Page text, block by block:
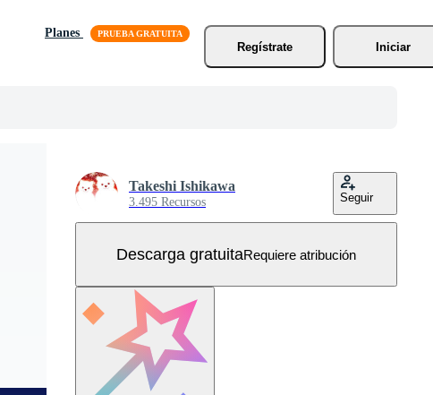
Planes
Regístrate
Iniciar
Takeshi Ishikawa
3.495 Recursos Seguir
Descarga gratuitaRequiere atribución